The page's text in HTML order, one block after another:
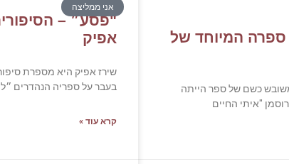
המיוחד של
כשם של ספר הייתה
"איתי החיים
אני ממליצה
"פסע״ –
אפיק
שירז אפיק היא מספרת
בעבר על ספריה הנהדרים
קרא עוד »